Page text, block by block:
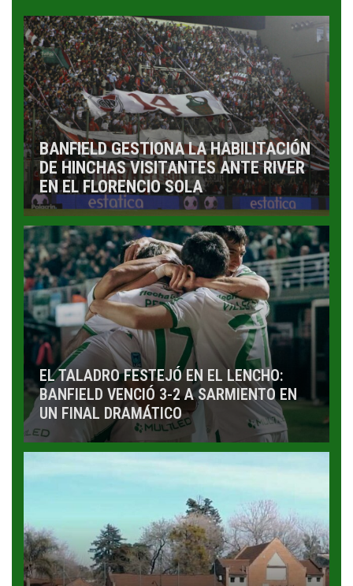
BANFIELD GESTIONA LA HABILITACIÓN
DE HINCHAS VISITANTES ANTE RIVER
EN EL FLORENCIO SOLA
EL TALADRO FESTEJÓ EN EL LENCHO:
BANFIELD VENCIÓ 3-2 A SARMIENTO EN
UN FINAL DRAMÁTICO